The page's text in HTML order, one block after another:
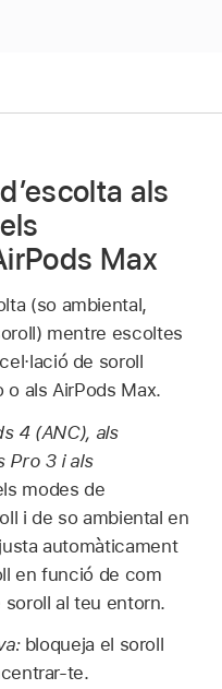
als
Max
(so ambiental,
mentre escoltes
de soroll
o als AirPods Max.
4 (ANC), als
Pro 3 i als
modes de
i de so ambiental en
automàticament
en funció de com
al teu entorn.
bloqueja el soroll